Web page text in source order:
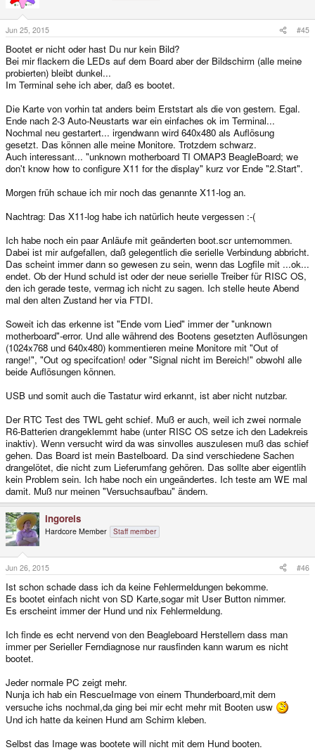
Jun 25, 2015 #45
Bootet er nicht oder hast Du nur kein Bild?
Bei mir flackern die LEDs auf dem Board aber der Bildschirm (alle meine
probierten) bleibt dunkel...
Im Terminal sehe ich aber, daß es bootet.
Die Karte von vorhin tat anders beim Erststart als die von gestern. Egal.
Ende nach 2-3 Auto-Neustarts war ein einfaches ok im Terminal...
Nochmal neu gestartert... irgendwann wird 640x480 als Auflösung
gesetzt. Das können alle meine Monitore. Trotzdem schwarz.
Auch interessant... "unknown motherboard TI OMAP3 BeagleBoard; we
don't know how to configure X11 for the display" kurz vor Ende "2.Start".
Morgen früh schaue ich mir noch das genannte X11-log an.
Nachtrag: Das X11-log habe ich natürlich heute vergessen :-(
Ich habe noch ein paar Anläufe mit geänderten boot.scr unternommen.
Dabei ist mir aufgefallen, daß gelegentlich die serielle Verbindung abbricht.
Das scheint immer dann so gewesen zu sein, wenn das Logfile mit ...ok...
endet. Ob der Hund schuld ist oder der neue serielle Treiber für RISC OS,
den ich gerade teste, vermag ich nicht zu sagen. Ich stelle heute Abend
mal den alten Zustand her via FTDI.
Soweit ich das erkenne ist "Ende vom Lied" immer der "unknown
motherboard"-error. Und alle während des Bootens gesetzten Auflösungen
(1024x768 und 640x480) kommentieren meine Monitore mit "Out of
range!", "Out og specifcation! oder "Signal nicht im Bereich!" obwohl alle
beide Auflösungen können.
USB und somit auch die Tastatur wird erkannt, ist aber nicht nutzbar.
Der RTC Test des TWL geht schief. Muß er auch, weil ich zwei normale
R6-Batterien drangeklemmt habe (unter RISC OS setze ich den Ladekreis
inaktiv). Wenn versucht wird da was sinvolles auszulesen muß das schief
gehen. Das Board ist mein Bastelboard. Da sind verschiedene Sachen
drangelötet, die nicht zum Lieferumfang gehören. Das sollte aber eigentlih
kein Problem sein. Ich habe noch ein ungeändertes. Ich teste am WE mal
damit. Muß nur meinen "Versuchsaufbau" ändern.
ingoreis
Hardcore Member Staff member
Jun 26, 2015 #46
Ist schon schade dass ich da keine Fehlermeldungen bekomme.
Es bootet einfach nicht von SD Karte,sogar mit User Button nimmer.
Es erscheint immer der Hund und nix Fehlermeldung.
Ich finde es echt nervend von den Beagleboard Herstellern dass man
immer per Serieller Ferndiagnose nur rausfinden kann warum es nicht
bootet.
Jeder normale PC zeigt mehr.
Nunja ich hab ein RescueImage von einem Thunderboard,mit dem
versuche ichs nochmal,da ging bei mir echt mehr mit Booten usw
Und ich hatte da keinen Hund am Schirm kleben.
Selbst das Image was bootete will nicht mit dem Hund booten.